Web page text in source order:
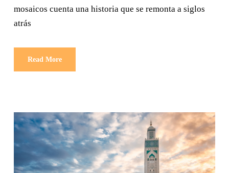
mosaicos cuenta una historia que se remonta a siglos
atrás
Read More